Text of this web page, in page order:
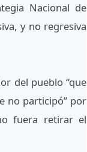
Nacional de
y no regresiva
del pueblo “que
no participó” por
fuera retirar el